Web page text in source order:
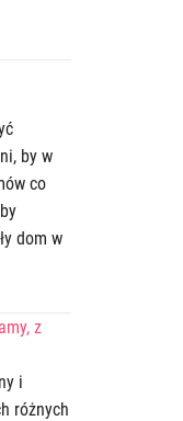
by w
co
dom w
z
i
różnych